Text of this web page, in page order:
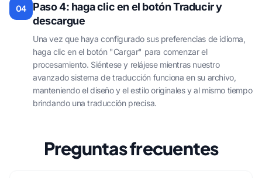
04
Paso 4: haga clic en el botón Traducir y
descargue
Una vez que haya configurado sus preferencias de idioma,
haga clic en el botón "Cargar" para comenzar el
procesamiento. Siéntese y relájese mientras nuestro
avanzado sistema de traducción funciona en su archivo,
manteniendo el diseño y el estilo originales y al mismo tiempo
brindando una traducción precisa.
Preguntas frecuentes